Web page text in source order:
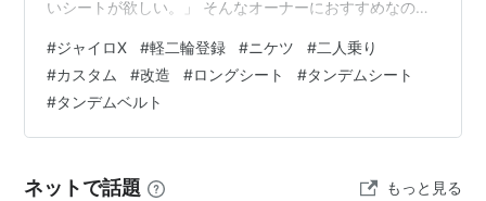
いシートが欲しい。」 そんなオーナーにおすすめなの
風カスタムロングシートです。 純正シートから交換する
だけで、往年の名車「CB400FOUR（ヨンフォア）」を
イメージしたクラシカルなスタイルへ一新。 見た目だけ
でなく、ロングシートならではの快適なライディングポ
グまで幅広いシーン…
#ジャイロX #軽二輪登録 #ニケツ #二人乗り
#カスタム #改造 #ロングシート #タンデムシート
#タンデムベルト
ネットで話題 もっと見る